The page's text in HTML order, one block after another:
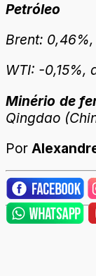
Petróleo
Brent:
WTI: -0,15%,
Minério de
Qingdao
Por